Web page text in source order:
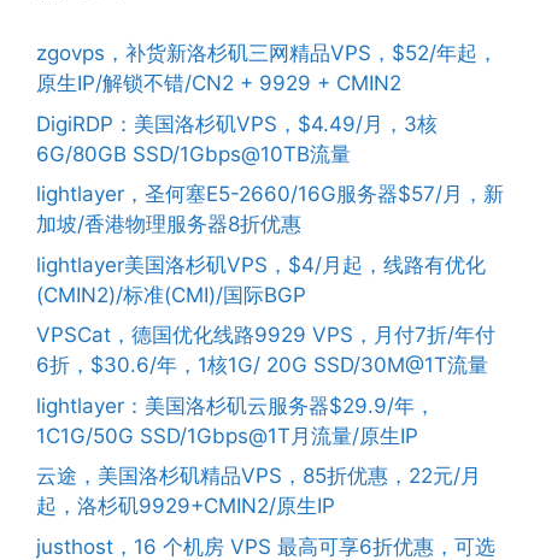
zgovps，补货新洛杉矶三网精品VPS，$52/年起，
原生IP/解锁不错/CN2 + 9929 + CMIN2
DigiRDP：美国洛杉矶VPS，$4.49/月，3核
6G/80GB SSD/1Gbps@10TB流量
lightlayer，圣何塞E5-2660/16G服务器$57/月，新
加坡/香港物理服务器8折优惠
lightlayer美国洛杉矶VPS，$4/月起，线路有优化
(CMIN2)/标准(CMI)/国际BGP
VPSCat，德国优化线路9929 VPS，月付7折/年付
6折，$30.6/年，1核1G/ 20G SSD/30M@1T流量
lightlayer：美国洛杉矶云服务器$29.9/年，
1C1G/50G SSD/1Gbps@1T月流量/原生IP
云途，美国洛杉矶精品VPS，85折优惠，22元/月
起，洛杉矶9929+CMIN2/原生IP
justhost，16 个机房 VPS 最高可享6折优惠，可选